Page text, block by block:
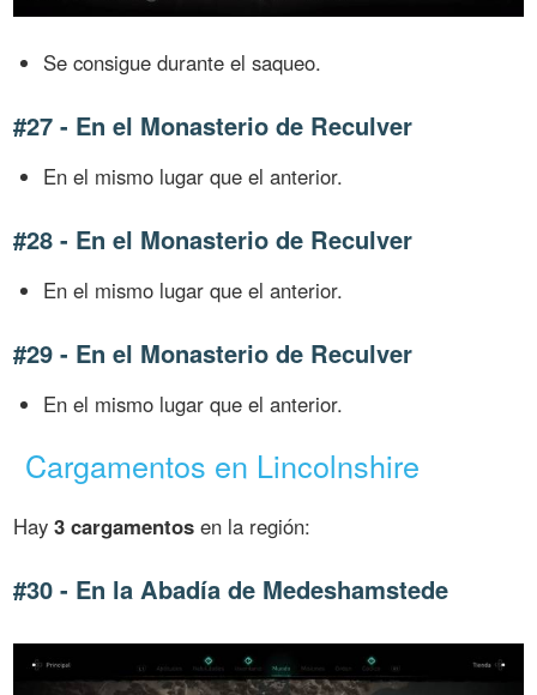
Se consigue durante el saqueo.
#27 - En el Monasterio de Reculver
En el mismo lugar que el anterior.
#28 - En el Monasterio de Reculver
En el mismo lugar que el anterior.
#29 - En el Monasterio de Reculver
En el mismo lugar que el anterior.
Cargamentos en Lincolnshire
Hay3 cargamentos en la región:
#30 - En la Abadía de Medeshamstede